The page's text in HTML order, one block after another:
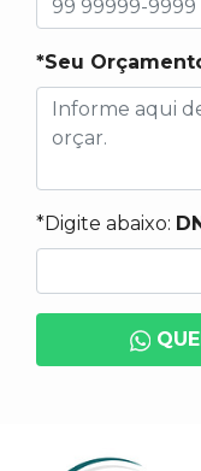
*Seu
*Digite abaixo: